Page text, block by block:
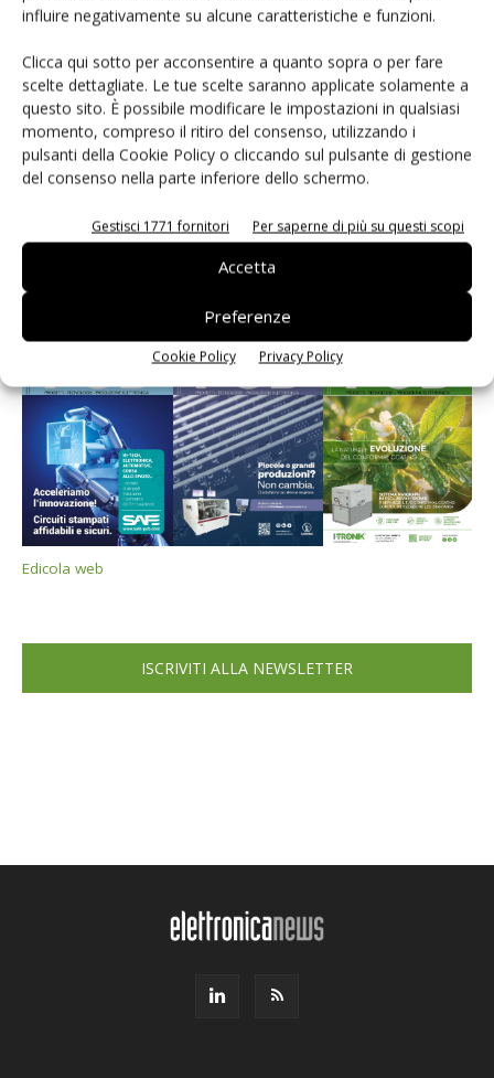
influire negativamente su alcune caratteristiche e funzioni.
Clicca qui sotto per acconsentire a quanto sopra o per fare
scelte dettagliate. Le tue scelte saranno applicate solamente a
questo sito. È possibile modificare le impostazioni in qualsiasi
momento, compreso il ritiro del consenso, utilizzando i
pulsanti della Cookie Policy o cliccando sul pulsante di gestione
del consenso nella parte inferiore dello schermo.
Gestisci 1771 fornitori Per saperne di più su questi scopi
Accetta
Preferenze
Cookie Policy Privacy Policy
Edicola web
PCB Magazine
Edicola web
ISCRIVITI ALLA NEWSLETTER